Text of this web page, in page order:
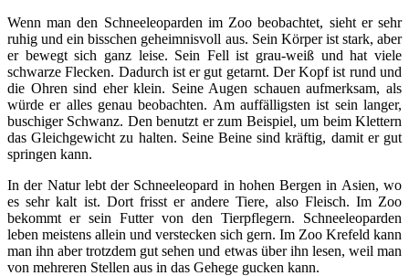
Wenn man den Schneeleoparden im Zoo beobachtet, sieht er sehr
ruhig und ein bisschen geheimnisvoll aus. Sein Körper ist stark, aber
er bewegt sich ganz leise. Sein Fell ist grau-weiß und hat viele
schwarze Flecken. Dadurch ist er gut getarnt. Der Kopf ist rund und
die Ohren sind eher klein. Seine Augen schauen aufmerksam, als
würde er alles genau beobachten. Am auffälligsten ist sein langer,
buschiger Schwanz. Den benutzt er zum Beispiel, um beim Klettern
das Gleichgewicht zu halten. Seine Beine sind kräftig, damit er gut
springen kann.
In der Natur lebt der Schneeleopard in hohen Bergen in Asien, wo
es sehr kalt ist. Dort frisst er andere Tiere, also Fleisch. Im Zoo
bekommt er sein Futter von den Tierpflegern. Schneeleoparden
leben meistens allein und verstecken sich gern. Im Zoo Krefeld kann
man ihn aber trotzdem gut sehen und etwas über ihn lesen, weil man
von mehreren Stellen aus in das Gehege gucken kann.